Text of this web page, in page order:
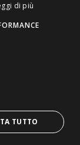
di più
TUTTO